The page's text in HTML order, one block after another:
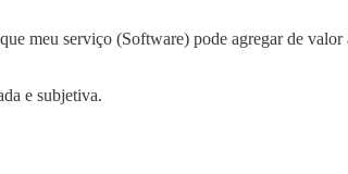
meu serviço (Software) pode agregar de
e subjetiva.